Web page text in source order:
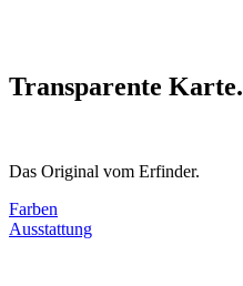
Transparente Karte.
Das Original vom Erfinder.
Farben
Ausstattung